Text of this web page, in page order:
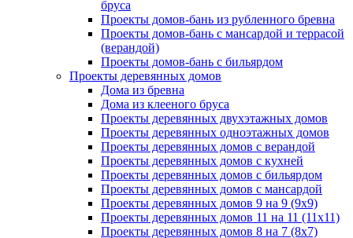
бруса
Проекты домов-бань из рубленного бревна
Проекты домов-бань с мансардой и террасой
(верандой)
Проекты домов-бань с бильярдом
Проекты деревянных домов
Дома из бревна
Дома из клееного бруса
Проекты деревянных двухэтажных домов
Проекты деревянных одноэтажных домов
Проекты деревянных домов с верандой
Проекты деревянных домов с кухней
Проекты деревянных домов с бильярдом
Проекты деревянных домов с мансардой
Проекты деревянных домов 9 на 9 (9x9)
Проекты деревянных домов 11 на 11 (11x11)
Проекты деревянных домов 8 на 7 (8x7)